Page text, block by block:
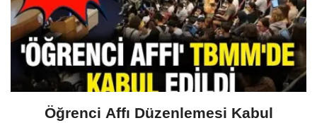
Öğrenci Affı Düzenlemesi Kabul